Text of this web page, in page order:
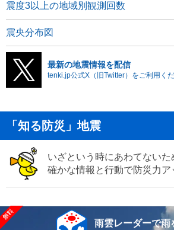
震度3以上の地域別観測回数
震央分布図
最新の地震情報を配信
tenki.jp公式X（旧Twitter）をご利用くだ
「知る防災」地震
いざという時にあわてないた
確かな情報と行動で防災力ア
雨雲レーダーで雨